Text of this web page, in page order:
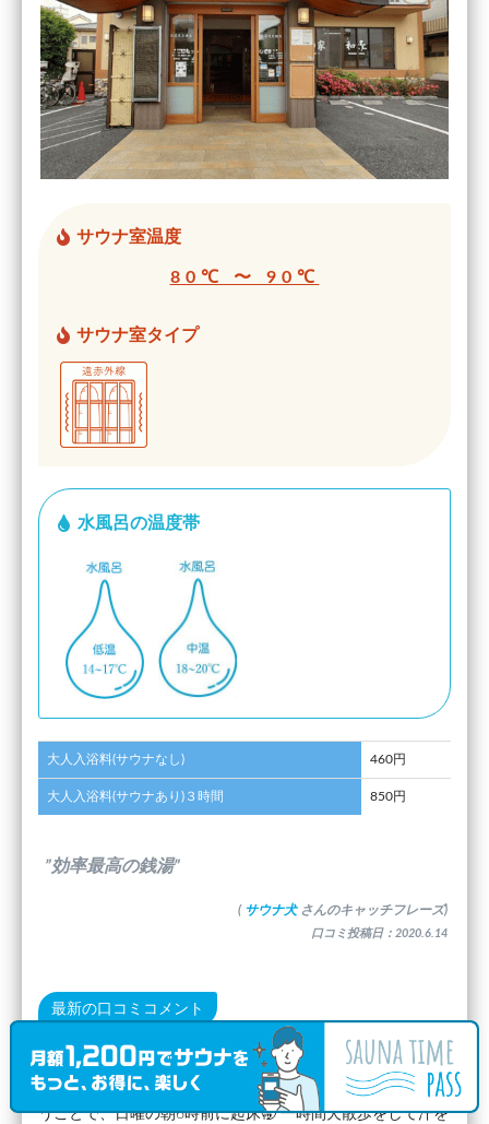
サウナ室温度
80℃ 〜 90℃
サウナ室タイプ
水風呂の温度帯
大人入浴料(サウナなし) 460円
大人入浴料(サウナあり)３時間 850円
”効率最高の銭湯”
( サウナ犬 さんのキャッチフレーズ)
口コミ投稿日：2020.6.14
最新の口コミコメント
行って来ましたよ😃 杉並の吉の湯✨ Twitterなどで確認する
と凄い混んでるとの情報💦 サウナも入場制限らしい💦 とい
うことで、日曜の朝6時前に起床🥱 一時間犬散歩をして汗を